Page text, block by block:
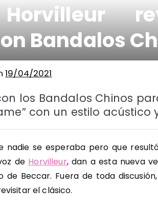
Bandalos
19/04/2021
los Bandalos Chinos
con un estilo acústico
nadie se esperaba pero que
de Horvilleur, dan a esta nueva
Beccar. Fuera de toda
el clásico.